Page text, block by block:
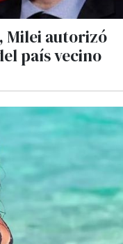
Milei autorizó
país vecino